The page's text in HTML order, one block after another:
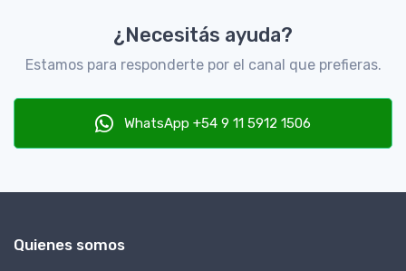
¿Necesitás ayuda?
Estamos para responderte por el canal que prefieras.
WhatsApp +54 9 11 5912 1506
Quienes somos